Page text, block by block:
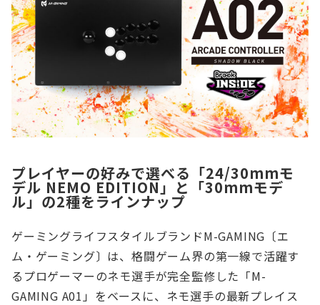
プレイヤーの好みで選べる「24/30mmモ
デル NEMO EDITION」と「30mmモデ
ル」の2種をラインナップ
ゲーミングライフスタイルブランドM-GAMING〔エ
ム・ゲーミング〕は、格闘ゲーム界の第一線で活躍す
るプロゲーマーのネモ選手が完全監修した「M-
GAMING A01」をベースに、ネモ選手の最新プレイス